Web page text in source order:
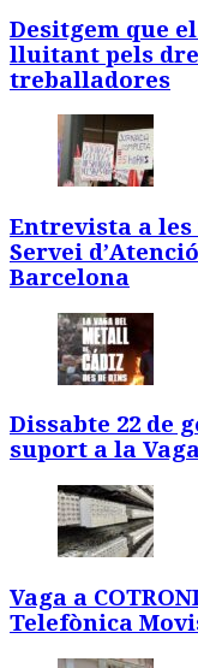
Desitgem que
lluitant pels
treballadores
Entrevista a
Servei
Barcelona
Dissabte 22 de
suport a la
Vaga a
Telefònica